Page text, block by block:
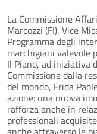
La Commissione
Marcozzi (FI), Vice
Programma degli
marchigiani valevole
Il Piano, ad iniziativa
Commissione dalla
del mondo, Frida
azione: una nuova
rafforza anche in
professionali